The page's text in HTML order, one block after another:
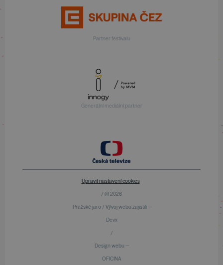
Partner festivalu
Generální mediální partner
Upravit nastavení cookies
/ © 2026
Pražské jaro / Vývoj webu zajistili —
Devx
/
Design webu —
OFICINA